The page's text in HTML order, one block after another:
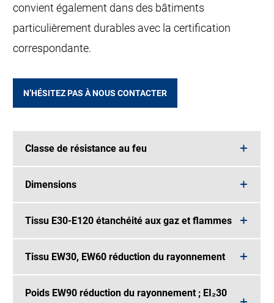
convient également dans des bâtiments
particulièrement durables avec la certification
correspondante.
N’HÉSITEZ PAS À NOUS CONTACTER
Classe de résistance au feu
Dimensions
Tissu E30-E120 étanchéité aux gaz et flammes
Tissu EW30, EW60 réduction du rayonnement
Poids EW90 réduction du rayonnement ; EI₂30